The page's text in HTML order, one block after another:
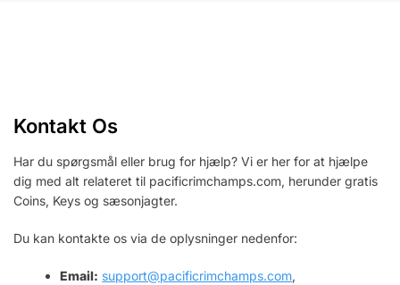
Kontakt Os
Har du spørgsmål eller brug for hjælp? Vi er her for at hjælpe
dig med alt relateret til pacificrimchamps.com, herunder gratis
Coins, Keys og sæsonjagter.
Du kan kontakte os via de oplysninger nedenfor:
Email: support@pacificrimchamps.com,